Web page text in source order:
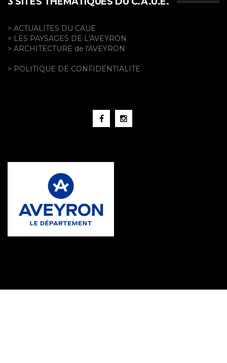
> ACTUALITES DU CAUE
> LES PAYSAGES DE L'AVEYRON
> ARCHITECTURE de l'AVEYRON
> POLITIQUE DE CONFIDENTIALITE